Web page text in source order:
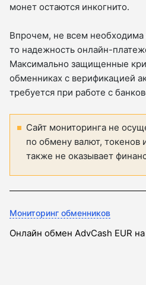
монет остаются инкогнито.
Впрочем, не всем необходима
то надежность онлайн-
Максимально защищенные
обменниках с верификацией
требуется при работе с
Сайт мониторинга не
по обмену валют, токенов
также не оказывает
Мониторинг обменников
Онлайн обмен AdvCash EUR